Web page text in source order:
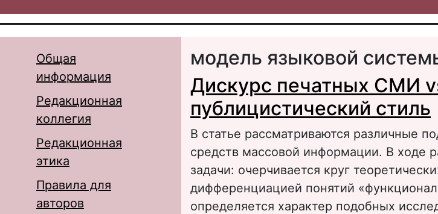
Общая
информация
Редакционная
коллегия
Редакционная
этика
Правила для
авторов
модель языковой
Дискурс печатных СМИ
публицистический стиль
В статье рассматриваются различные
средств массовой информации. В ходе
задачи: очерчивается круг
дифференциацией понятий
определяется характер подобных